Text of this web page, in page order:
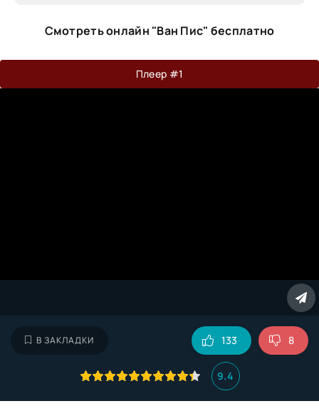
Смотреть онлайн "Ван Пис" бесплатно
Плеер #1
В ЗАКЛАДКИ
9.4
133 8